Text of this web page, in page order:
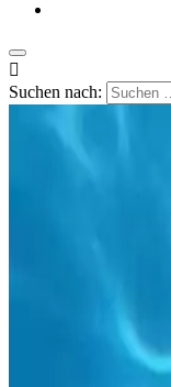

Suchen nach: